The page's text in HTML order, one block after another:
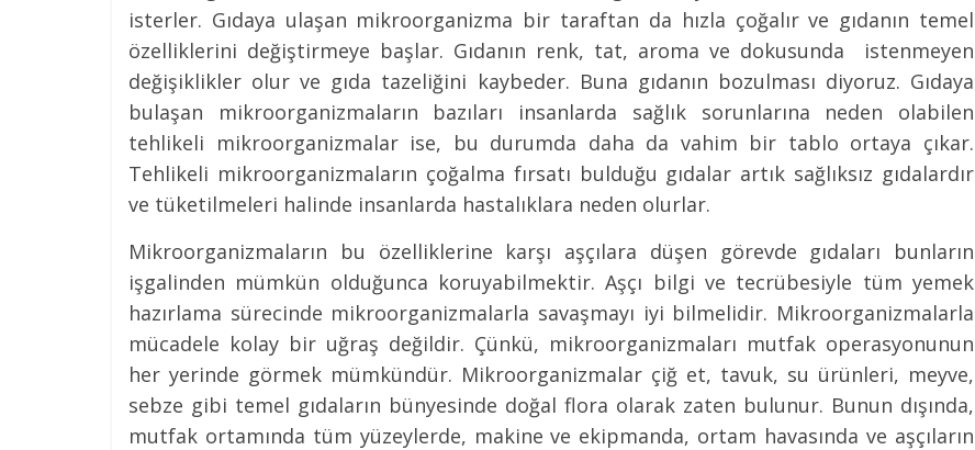
isterler. Gıdaya ulaşan mikroorganizma bir taraftan da hızla çoğalır ve gıdanın temel
özelliklerini değiştirmeye başlar. Gıdanın renk, tat, aroma ve dokusunda istenmeyen
değişiklikler olur ve gıda tazeliğini kaybeder. Buna gıdanın bozulması diyoruz. Gıdaya
bulaşan mikroorganizmaların bazıları insanlarda sağlık sorunlarına neden olabilen
tehlikeli mikroorganizmalar ise, bu durumda daha da vahim bir tablo ortaya çıkar.
Tehlikeli mikroorganizmaların çoğalma fırsatı bulduğu gıdalar artık sağlıksız gıdalardır
ve tüketilmeleri halinde insanlarda hastalıklara neden olurlar.
Mikroorganizmaların bu özelliklerine karşı aşçılara düşen görevde gıdaları bunların
işgalinden mümkün olduğunca koruyabilmektir. Aşçı bilgi ve tecrübesiyle tüm yemek
hazırlama sürecinde mikroorganizmalarla savaşmayı iyi bilmelidir. Mikroorganizmalarla
mücadele kolay bir uğraş değildir. Çünkü, mikroorganizmaları mutfak operasyonunun
her yerinde görmek mümkündür. Mikroorganizmalar çiğ et, tavuk, su ürünleri, meyve,
sebze gibi temel gıdaların bünyesinde doğal flora olarak zaten bulunur. Bunun dışında,
mutfak ortamında tüm yüzeylerde, makine ve ekipmanda, ortam havasında ve aşçıların